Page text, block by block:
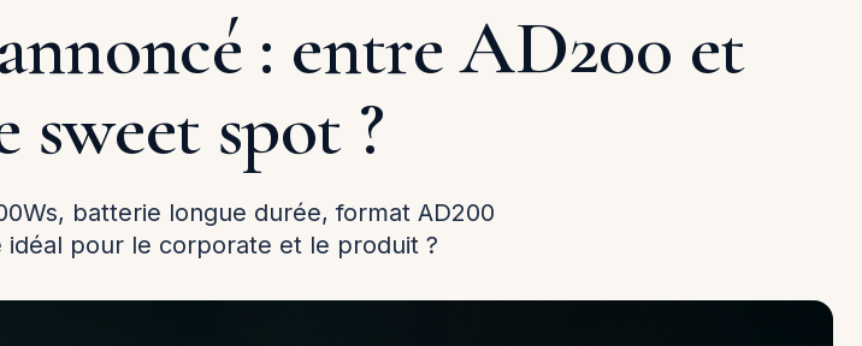
: entre AD200 et
spot ?
batterie longue durée, format AD200
pour le corporate et le produit ?